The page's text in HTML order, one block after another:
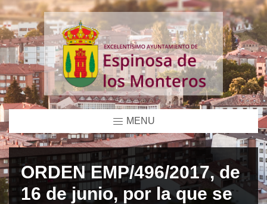
MENU
ORDEN EMP/496/2017, de
16 de junio, por la que se